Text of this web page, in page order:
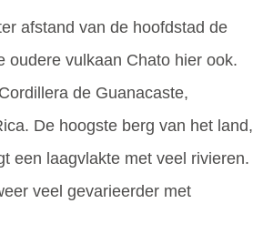
afstand van de hoofdstad de
oudere vulkaan Chato hier ook.
de Guanacaste,
De hoogste berg van het land,
een laagvlakte met veel rivieren.
veel gevarieerder met